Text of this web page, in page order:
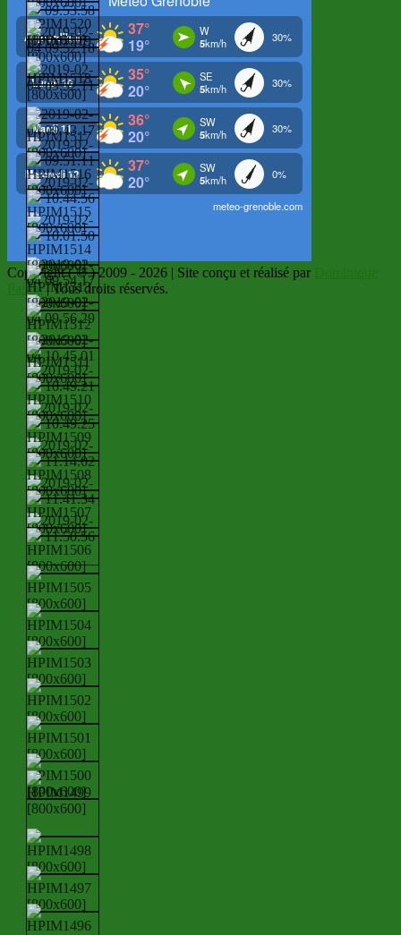
Copyright ( © ) 2009 - 2026 | Site conçu et réalisé par
Paulin| Tous droits réservés.